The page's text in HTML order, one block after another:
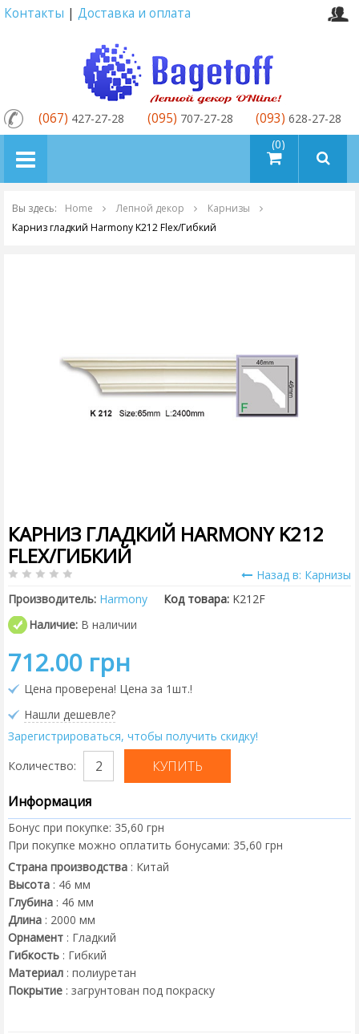
Контакты | Доставка и оплата
товаров (0)
(067) 427-27-28 (095) 707-27-28 (093) 628-27-28
Вы здесь: Home Лепной декор
Карнизы
Карниз гладкий Harmony K212 Flex/Гибкий
КАРНИЗ ГЛАДКИЙ HARMONY K212
FLEX/ГИБКИЙ
Назад в: Карнизы
Производитель: Harmony Код товара: K212F
Наличие: В наличии
712.00 грн
Цена проверена! Цена за 1шт.!
Нашли дешевле?
Зарегистрироваться, чтобы получить скидку!
Количество:
Информация
Бонус при покупке: 35,60 грн
При покупке можно оплатить бонусами: 35,60 грн
Страна производства : Китай
Высота : 46 мм
Глубина : 46 мм
Длина : 2000 мм
Орнамент : Гладкий
Гибкость : Гибкий
Материал : полиуретан
Покрытие : загрунтован под покраску